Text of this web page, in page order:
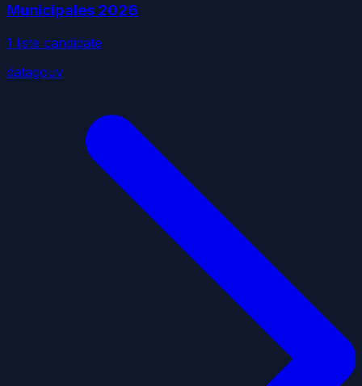
Municipales 2026
1 liste candidate
datagouv